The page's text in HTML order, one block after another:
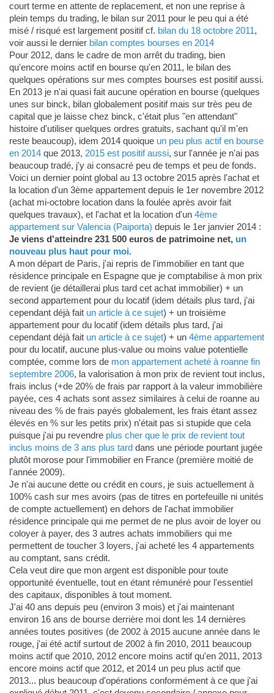
court terme en attente de replacement, et non une reprise à
plein temps du trading, le bilan sur 2011 pour le peu qui a été
misé / risqué est largement positif cf. bilan du 18 octobre 2011,
voir aussi le dernier bilan comptes bourses en 2014
Pour 2012, dans le cadre de mon arrêt du trading, bien
qu'encore moins actif en bourse qu'en 2011, le bilan des
quelques opérations sur mes comptes bourses est positif aussi.
En 2013 je n'ai quasi fait aucune opération en bourse (quelques
unes sur binck, bilan globalement positif mais sur très peu de
capital que je laisse chez binck, c'était plus "en attendant"
histoire d'utiliser quelques ordres gratuits, sachant qu'il m'en
reste beaucoup), idem 2014 quoique un peu plus actif en bourse
en 2014que 2013, 2015 est positif aussi, sur l'année je n'ai pas
beaucoup tradé, j'y ai consacré peu de temps et peu de fonds.
Voici un dernier point global au 13 octobre 2015 après l'achat et
la location d'un 3ème appartement depuis le 1er novembre 2012
(achat mi-octobre location dans la foulée après avoir fait
quelques travaux), et l'achat et la location d'un 4ème
appartement sur Valencia (Paiporta) depuis le 1er janvier 2014 :
Je viens d'atteindre 231 500 euros de patrimoine net, un
nouveau plus haut pour moi.
A mon départ de Paris, j'ai repris de l'immobilier en tant que
résidence principale en Espagne que je comptabilise à mon prix
de revient (je détaillerai plus tard cet achat immobilier) + un
second appartement pour du locatif (idem détails plus tard, j'ai
cependant déjà fait un article à ce sujet) + un troisième
appartement pour du locatif (idem détails plus tard, j'ai
cependant déjà fait un article à ce sujet) + un 4ème appartement
pour du locatif, aucune plus-value ou moins value potentielle
comptée, comme lors de mon appartement acheté à roanne fin
septembre 2006, la valorisation à mon prix de revient tout inclus,
frais inclus (+de 20% de frais par rapport à la valeur immobilière
payée, ces 4 achats sont assez similaires à celui de roanne au
niveau des % de frais payés globalement, les frais étant assez
élevés en % sur les petits prix) n'était pas si stupide que cela
puisque j'ai pu revendre plus cher que le prix de revient tout
inclus moins de 3 ans plus tarddans une période pourtant jugée
plutôt morose pour l'immobilier en France (première moitié de
l'année 2009).
Je n'ai aucune dette ou crédit en cours, je suis actuellement à
100% cash sur mes avoirs (pas de titres en portefeuille ni unités
de compte actuellement) en dehors de l'achat immobilier
résidence principale qui me permet de ne plus avoir de loyer ou
coloyer à payer, des 3 autres achats immobiliers qui me
permettent de toucher 3 loyers, j'ai acheté les 4 appartements
au comptant, sans crédit.
Cela veut dire que mon argent est disponible pour toute
opportunité éventuelle, tout en étant rémunéré pour l'essentiel
des capitaux, disponibles à tout moment.
J'ai 40 ans depuis peu (environ 3 mois) et j'ai maintenant
environ 16 ans de bourse derrière moi dont les 14 dernières
années toutes positives (de 2002 à 2015 aucune année dans le
rouge, j'ai été actif surtout de 2002 à fin 2010, 2011 beaucoup
moins actif que 2010, 2012 encore moins actif qu'en 2011, 2013
encore moins actif que 2012, et 2014 un peu plus actif que
2013... plus beaucoup d'opérations conformément à ce que j'ai